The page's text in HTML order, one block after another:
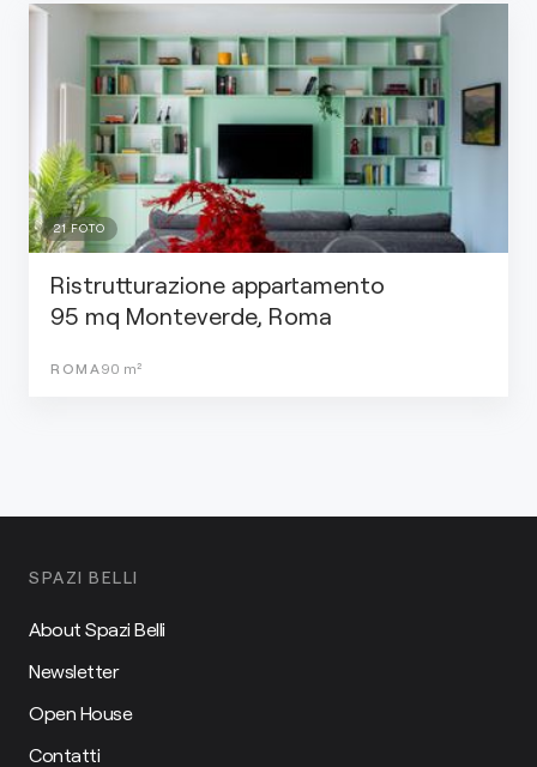
21 FOTO
Ristrutturazione appartamento
95 mq Monteverde, Roma
ROMA 90 m²
SPAZI BELLI
About Spazi Belli
Newsletter
Open House
Contatti